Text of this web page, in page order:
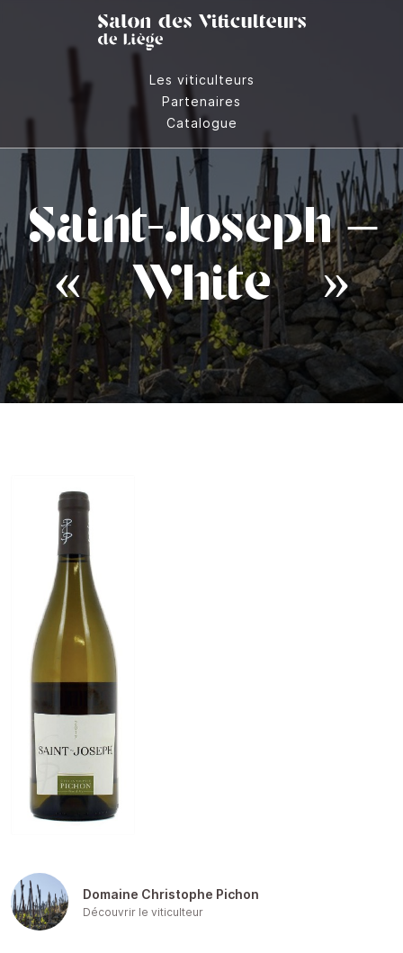
Les viticulteurs
Partenaires
Catalogue
Saint-Joseph –
« White »
Domaine Christophe Pichon
Découvrir le viticulteur